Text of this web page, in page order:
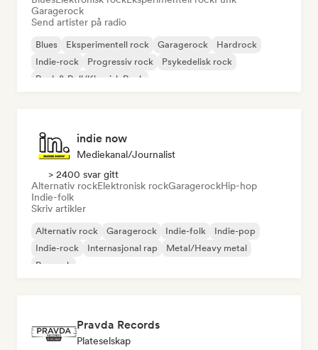
Garagerock
Send artister på radio
Blues Eksperimentell rock Garagerock
Hardrock
Indie-rock
Progressiv rock
Psykedelisk rock
Rock & Roll/Klassisk Rock
indie now
Mediekanal/journalist
> 2400 svar gitt
Alternativ rockElektronisk rockGaragerockHip-hop
Indie-folk
Skriv artikler
Alternativ rock Garagerock Indie-folk
Indie-pop
Indie-rock
Internasjonal rap
Metal/Heavy metal
Poprock
Pravda Records
Plateselskap